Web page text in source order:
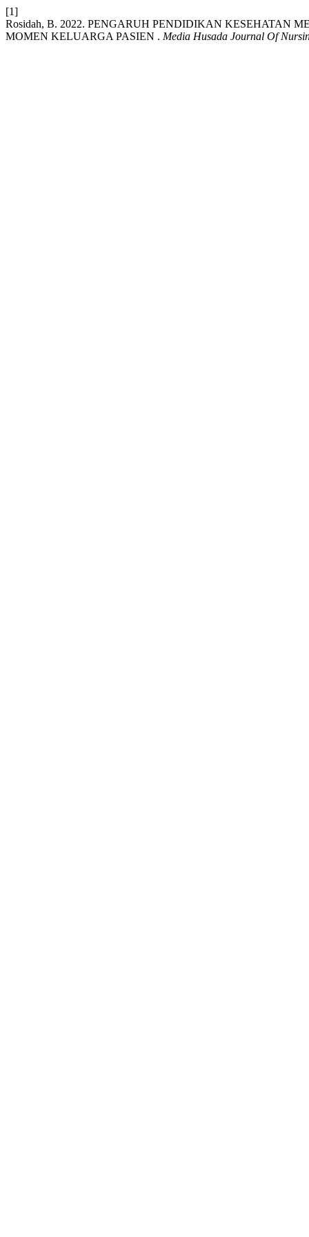
[1]
Rosidah, B. 2022. PENGARUH PENDIDIKAN KESEHATAN
MOMEN KELUARGA PASIEN . Media Husada Journal Of